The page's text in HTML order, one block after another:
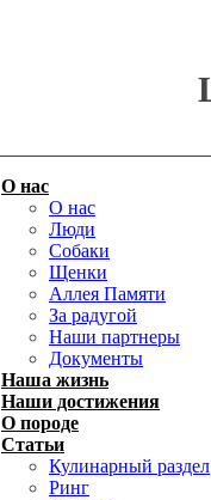
О нас
О нас
Люди
Собаки
Щенки
Аллея Памяти
За радугой
Наши партнеры
Документы
Наша жизнь
Наши достижения
О породе
Статьи
Кулинарный раздел
Ринг